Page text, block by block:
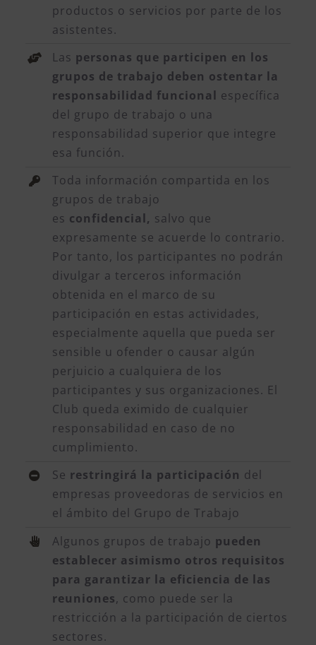
productos o servicios por parte de los
asistentes.
Las personas que participen en los
grupos de trabajo deben ostentar la
responsabilidad funcional específica
del grupo de trabajo o una
responsabilidad superior que integre
esa función.
Toda información compartida en los
grupos de trabajo
es confidencial, salvo que
expresamente se acuerde lo contrario.
Por tanto, los participantes no podrán
divulgar a terceros información
obtenida en el marco de su
participación en estas actividades,
especialmente aquella que pueda ser
sensible u ofender o causar algún
perjuicio a cualquiera de los
participantes y sus organizaciones. El
Club queda eximido de cualquier
responsabilidad en caso de no
cumplimiento.
Se restringirá la participación del
empresas proveedoras de servicios en
el ámbito del Grupo de Trabajo
Algunos grupos de trabajo pueden
establecer asimismo otros requisitos
para garantizar la eficiencia de las
reuniones, como puede ser la
restricción a la participación de ciertos
sectores.